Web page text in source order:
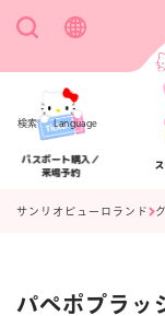
検索 Language
パスポート購入／
来場予約
アクセス
サンリオピューロランド
パペポプラッ